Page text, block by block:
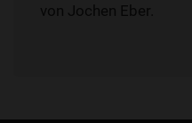
von Jochen Eber.